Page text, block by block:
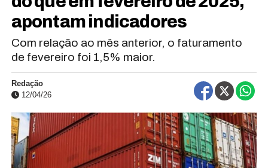
apontam indicadores
Com relação ao mês anterior, o faturamento
de fevereiro foi 1,5% maior.
Redação
12/04/26